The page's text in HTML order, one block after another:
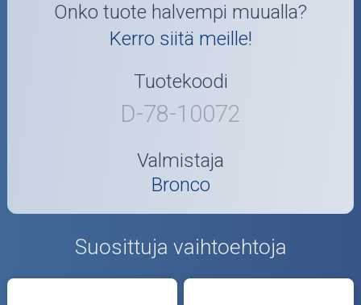
Onko tuote halvempi muualla?
Kerro siitä meille!
Tuotekoodi
D-78-10072
Valmistaja
Bronco
Suosittuja vaihtoehtoja